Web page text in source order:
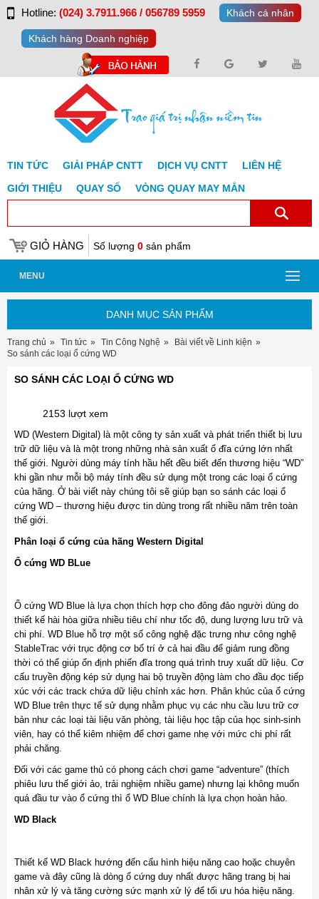
Hotline: (024) 3.7911.966 / 056789 5959 Khách cá nhân
Khách hàng Doanh nghiệp
TIN TỨC GIẢI PHÁP CNTT DỊCH VỤ CNTT
LIÊN HỆ
GIỚI THIỆU
QUAY SỐ VÒNG QUAY MAY MẮN
GIỎ HÀNG Số lượng 0 sản phẩm
MENU
DANH MỤC SẢN PHẨM
Trang chủ Tin tức Tin Công Nghệ
Bài viết về Linh kiện
So sánh các loại ổ cứng WD
SO SÁNH CÁC LOẠI Ổ CỨNG WD
2153 lượt xem
WD (Western Digital) là một công ty sản xuất và phát triển thiết bị lưu
trữ dữ liệu và là một trong những nhà sản xuất ổ đĩa cứng lớn nhất
thế giới. Người dùng máy tính hầu hết đều biết đến thương hiệu “WD”
khi gần như mỗi bộ máy tính đều sử dụng một trong các loại ổ cứng
của hãng. Ở bài viết này chúng tôi sẽ giúp bạn so sánh các loại ổ
cứng WD – thương hiệu được tin dùng trong rất nhiều năm trên toàn
thế giới.
Phân loại ổ cứng của hãng Western Digital
Ổ cứng WD BLue
Ổ cứng WD Blue là lựa chọn thích hợp cho đông đảo người dùng do
thiết kế hài hòa giữa nhiều tiêu chí như tốc độ, dung lượng lưu trữ và
chi phí. WD Blue hỗ trợ một số công nghệ đặc trưng như công nghệ
StableTrac với trục động cơ bố trí ở cả hai đầu để giảm rung đồng
thời có thể giúp ổn định phiến đĩa trong quá trình truy xuất dữ liệu. Cơ
cấu truyền động kép sử dụng hai bộ truyền động làm cho đầu đọc tiếp
xúc với các track chứa dữ liệu chính xác hơn. Phân khúc của ổ cứng
WD Blue trên thực tế sử dụng nhằm phục vụ các nhu cầu lưu trữ cơ
bản như các loại tài liệu văn phòng, tài liệu học tập của học sinh-sinh
viên, hay có thể kiêm nhiệm để chơi game nhẹ với mức chi phí rất
phải chăng.
Đối với các game thủ có phong cách chơi game “adventure” (thích
phiêu lưu thế giới ảo, trải nghiệm nhiều game) nhưng lại không muốn
quá đầu tư vào ổ cứng thì ổ WD Blue chính là lựa chọn hoàn hảo.
WD Black
Thiết kế WD Black hướng đến cấu hình hiệu năng cao hoặc chuyên
game và đây cũng là dòng ổ cứng duy nhất được hãng trang bị hai
nhân xử lý và tăng cường sức mạnh xử lý để tối ưu hóa hiệu năng.